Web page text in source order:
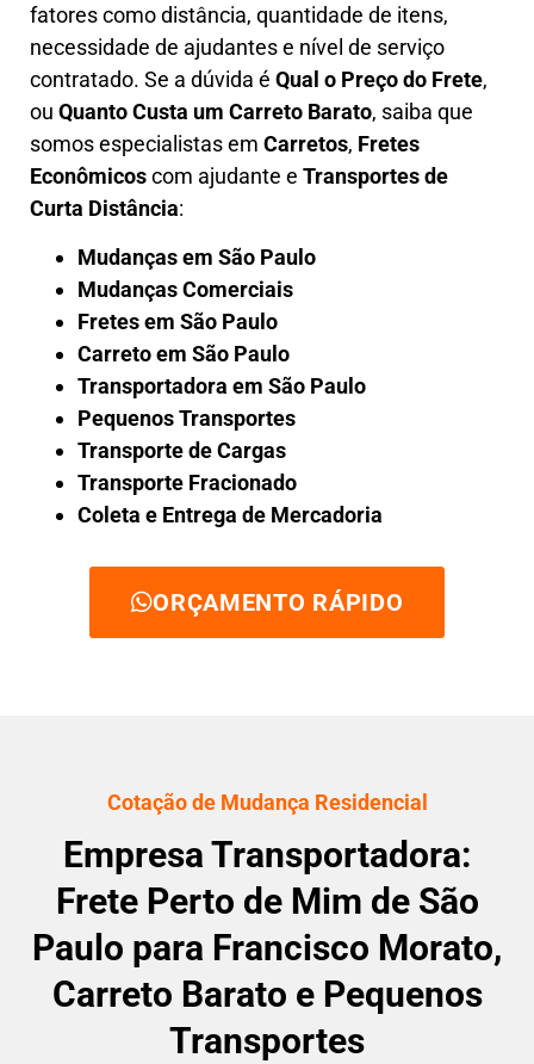
fatores como distância, quantidade de itens,
necessidade de ajudantes e nível de serviço
contratado. Se a dúvida é Qual o Preço do Frete,
ou Quanto Custa um Carreto Barato, saiba que
somos especialistas em Carretos, Fretes
Econômicoscom ajudante e Transportes de
Curta Distância:
Mudanças em São Paulo
Mudanças Comerciais
Fretes em São Paulo
Carreto em São Paulo
Transportadora em São Paulo
Pequenos Transportes
Transporte de Cargas
Transporte Fracionado
Coleta e Entrega de Mercadoria
ORÇAMENTO RÁPIDO
Cotação de Mudança Residencial
Empresa Transportadora:
Frete Perto de Mim de São
Paulo para Francisco Morato,
Carreto Barato e Pequenos
Transportes